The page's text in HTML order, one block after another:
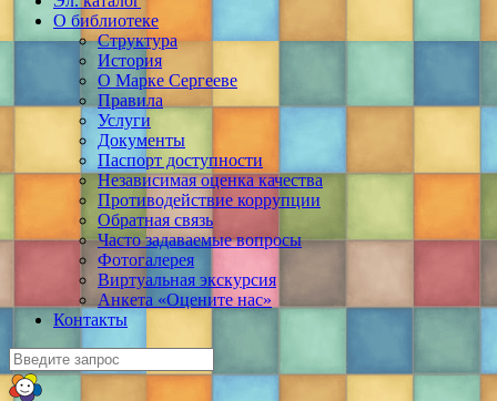
О библиотеке
Структура
История
О Марке Сергееве
Правила
Услуги
Документы
Паспорт доступности
Независимая оценка качества
Противодействие коррупции
Обратная связь
Часто задаваемые вопросы
Фотогалерея
Виртуальная экскурсия
Анкета «Оцените нас»
Контакты